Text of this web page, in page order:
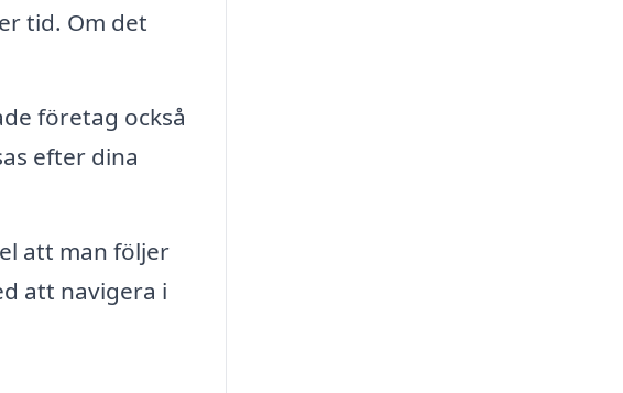
tid. Om det
företag också
efter dina
att man följer
att navigera i